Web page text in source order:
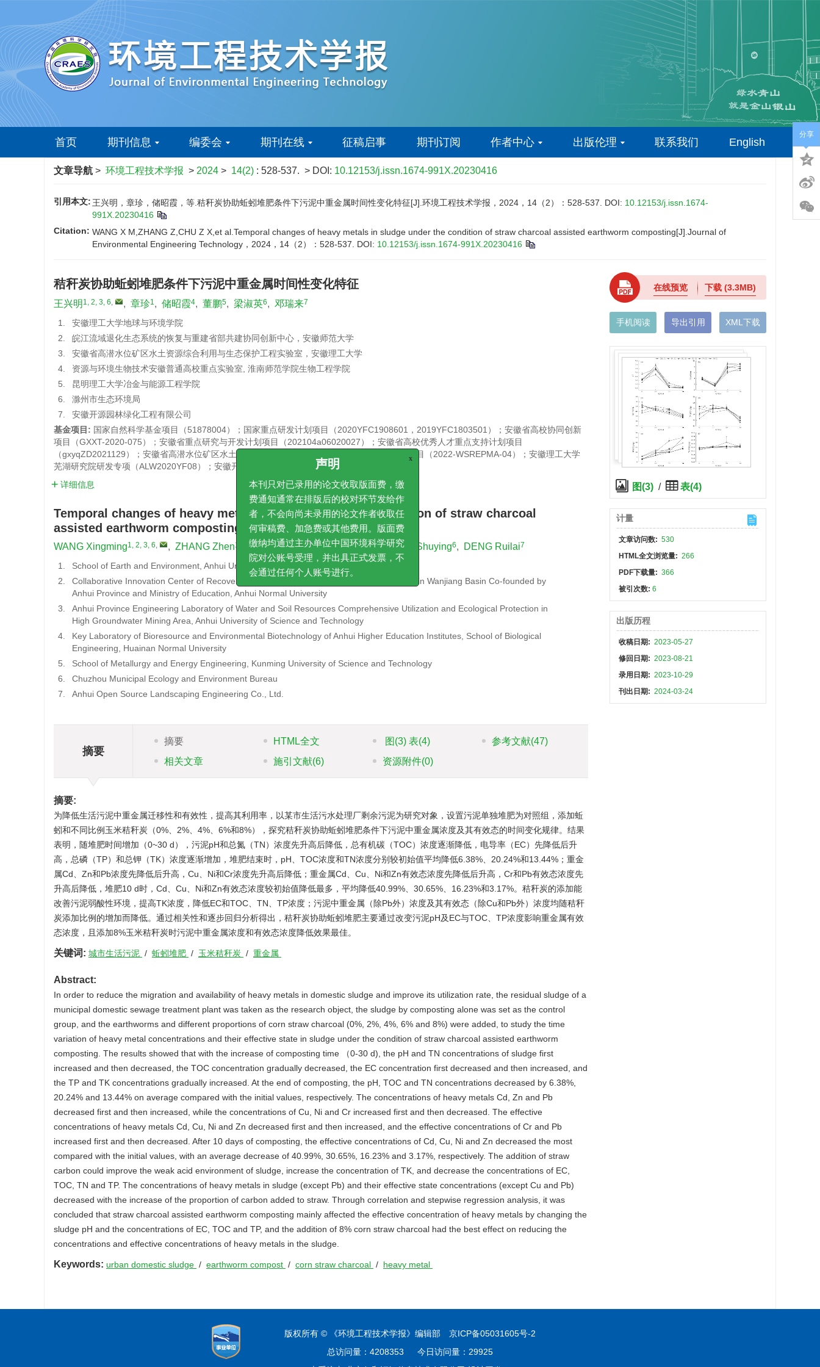
首页 期刊信息 编委会 期刊在线 征稿启事 期刊订阅 作者中心 出版伦理 联系我们 English
文章导航 > 环境工程技术学报 > 2024 > 14(2) : 528-537. > DOI: 10.12153/j.issn.1674-991X.20230416
引用本文: 王兴明，章珍，储昭霞，等.秸秆炭协助蚯蚓堆肥条件下污泥中重金属时间性变化特征[J].环境工程技术学报，2024，14（2）：528-537. DOI: 10.12153/j.issn.1674-
991X.20230416
Citation: WANG X M,ZHANG Z,CHU Z X,et al.Temporal changes of heavy metals in sludge under the condition of straw charcoal assisted earthworm composting[J].Journal of
Environmental Engineering Technology，2024，14（2）：528-537.
DOI: 10.12153/j.issn.1674-991X.20230416
秸秆炭协助蚯蚓堆肥条件下污泥中重金属时间性变化特征
王兴明 1, 2, 3, 6, , 章珍1, 储昭霞4, 董鹏5, 梁淑英6, 邓瑞来7
1.
安徽理工大学地球与环境学院
2.
皖江流域退化生态系统的恢复与重建省部共建协同创新中心，安徽师范大学
3.
安徽省高潜水位矿区水土资源综合利用与生态保护工程实验室，安徽理工大学
4.
资源与环境生物技术安徽普通高校重点实验室, 淮南师范学院生物工程学院
5.
昆明理工大学冶金与能源工程学院
6.
滁州市生态环境局
7.
安徽开源园林绿化工程有限公司
基金项目: 国家自然科学基金项目（51878004）；国家重点研发计划项目（2020YFC1908601，2019YFC1803501）；安徽省高校协同创新
项目（GXXT-2020-075）；安徽省重点研究与开发计划项目（202104a06020027）；安徽省高校优秀人才重点支持计划项目
（gxyqZD2021129）；安徽省高潜水位矿区水土资源综合利用与生态保护工程实验室开放课题项目（2022-WSREPMA-04）；安徽理工大学
芜湖研究院研发专项（ALW2020YF08）；安徽开源园林绿化工程有限公司研发专项
详细信息
Temporal changes of heavy metals in sludge under the condition of straw charcoal
assisted earthworm composting
WANG Xingming1, 2, 3, 6, , ZHANG Zhen1 CHU Zhaoxia4, DONG Peng5, LIANG Shuying6, DENG Ruilai7
1.
School of Earth and Environment, Anhui University of Science and Technology
2.
Collaborative Innovation Center of Recovery and Reconstruction of Degraded Ecosystem in Wanjiang Basin Co-founded by
Anhui Province and Ministry of Education, Anhui Normal University
3.
Anhui Province Engineering Laboratory of Water and Soil Resources Comprehensive Utilization and Ecological Protection in
High Groundwater Mining Area, Anhui University of Science and Technology
4.
Key Laboratory of Bioresource and Environmental Biotechnology of Anhui Higher Education Institutes, School of Biological
Engineering, Huainan Normal University
5.
School of Metallurgy and Energy Engineering, Kunming University of Science and Technology
6.
Chuzhou Municipal Ecology and Environment Bureau
7.
Anhui Open Source Landscaping Engineering Co., Ltd.
摘要
摘要 HTML全文 图 (3) 表(4) 参考文献(47)
相关文章
施引文献(6) 资源附件(0)
摘要:
为降低生活污泥中重金属迁移性和有效性，提高其利用率，以某市生活污水处理厂剩余污泥为研究对象，设置污泥单独堆肥为对照组，添加蚯
蚓和不同比例玉米秸秆炭（0%、2%、4%、6%和8%），探究秸秆炭协助蚯蚓堆肥条件下污泥中重金属浓度及其有效态的时间变化规律。结果
表明，随堆肥时间增加（0~30 d），污泥pH和总氮（TN）浓度先升高后降低，总有机碳（TOC）浓度逐渐降低，电导率（EC）先降低后升
高，总磷（TP）和总钾（TK）浓度逐渐增加，堆肥结束时，pH、TOC浓度和TN浓度分别较初始值平均降低6.38%、20.24%和13.44%；重金
属Cd、Zn和Pb浓度先降低后升高，Cu、Ni和Cr浓度先升高后降低；重金属Cd、Cu、Ni和Zn有效态浓度先降低后升高，Cr和Pb有效态浓度先
升高后降低，堆肥10 d时，Cd、Cu、Ni和Zn有效态浓度较初始值降低最多，平均降低40.99%、30.65%、16.23%和3.17%。秸秆炭的添加能
改善污泥弱酸性环境，提高TK浓度，降低EC和TOC、TN、TP浓度；污泥中重金属（除Pb外）浓度及其有效态（除Cu和Pb外）浓度均随秸秆
炭添加比例的增加而降低。通过相关性和逐步回归分析得出，秸秆炭协助蚯蚓堆肥主要通过改变污泥pH及EC与TOC、TP浓度影响重金属有效
态浓度，且添加8%玉米秸秆炭时污泥中重金属浓度和有效态浓度降低效果最佳。
关键词: 城市生活污泥 / 蚯蚓堆肥 / 玉米秸秆炭 / 重金属
Abstract:
In order to reduce the migration and availability of heavy metals in domestic sludge and improve its utilization rate, the residual sludge of a
municipal domestic sewage treatment plant was taken as the research object, the sludge by composting alone was set as the control
group, and the earthworms and different proportions of corn straw charcoal (0%, 2%, 4%, 6% and 8%) were added, to study the time
variation of heavy metal concentrations and their effective state in sludge under the condition of straw charcoal assisted earthworm
composting. The results showed that with the increase of composting time （0-30 d), the pH and TN concentrations of sludge first
increased and then decreased, the TOC concentration gradually decreased, the EC concentration first decreased and then increased, and
the TP and TK concentrations gradually increased. At the end of composting, the pH, TOC and TN concentrations decreased by 6.38%,
20.24% and 13.44% on average compared with the initial values, respectively. The concentrations of heavy metals Cd, Zn and Pb
decreased first and then increased, while the concentrations of Cu, Ni and Cr increased first and then decreased. The effective
concentrations of heavy metals Cd, Cu, Ni and Zn decreased first and then increased, and the effective concentrations of Cr and Pb
increased first and then decreased. After 10 days of composting, the effective concentrations of Cd, Cu, Ni and Zn decreased the most
compared with the initial values, with an average decrease of 40.99%, 30.65%, 16.23% and 3.17%, respectively. The addition of straw
carbon could improve the weak acid environment of sludge, increase the concentration of TK, and decrease the concentrations of EC,
TOC, TN and TP. The concentrations of heavy metals in sludge (except Pb) and their effective state concentrations (except Cu and Pb)
decreased with the increase of the proportion of carbon added to straw. Through correlation and stepwise regression analysis, it was
concluded that straw charcoal assisted earthworm composting mainly affected the effective concentration of heavy metals by changing the
sludge pH and the concentrations of EC, TOC and TP, and the addition of 8% corn straw charcoal had the best effect on reducing the
concentrations and effective concentrations of heavy metals in the sludge.
Keywords: urban domestic sludge / earthworm compost / corn straw charcoal / heavy metal
在线预览 下载(3.3MB)
手机阅读 导出引用 XML下载
图(3) / 表(4)
计量
文章访问数: 530
HTML全文浏览量: 266
PDF下载量: 366
被引次数:6
出版历程
收稿日期: 2023-05-27
修回日期: 2023-08-21
录用日期: 2023-10-29
刊出日期: 2024-03-24
分享
版权所有 © 《环境工程技术学报》编辑部
京ICP备05031605号-2
总访问量： 4208353 今日访问量： 29925
声明
本刊只对已录用的论文收取版面费，缴
费通知通常在排版后的校对环节发给作
者，不会向尚未录用的论文作者收取任
何审稿费、加急费或其他费用。版面费
缴纳均通过主办单位中国环境科学研究
院对公账号受理，并出具正式发票，不
会通过任何个人账号进行。